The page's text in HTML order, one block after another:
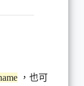
，也可